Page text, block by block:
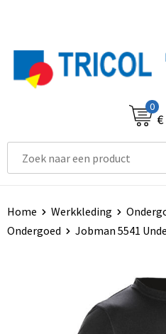
0
Home Werkkleding
Ondergoed
Jobman 5541